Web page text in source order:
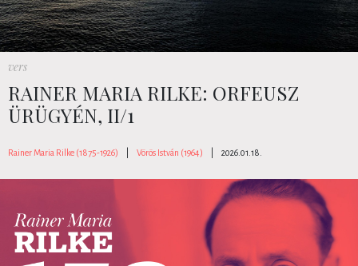
vers
RAINER MARIA RILKE: ORFEUSZ
ÜRÜGYÉN, II/1
Rainer Maria Rilke (1875-1926) Vörös István (1964) 2026.01.18.